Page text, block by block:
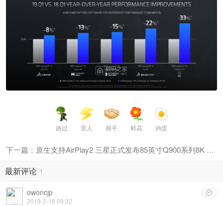
路过 雷人 握手 鲜花 鸡蛋
下一篇：原生支持AirPlay2 三星正式发布85英寸Q900系列8K QLED电视
最新评论 1

owoncjp
2019-2-18 09:32